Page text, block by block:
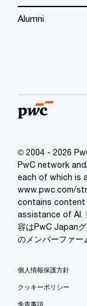
Alumni
© 2004 - 2026
PwC network
each of which is
www.pwc.com/
contains content
assistance of AI.
容はPwC Japan
のメンバーファー
個人情報保護方針
クッキーポリシー
免責事項